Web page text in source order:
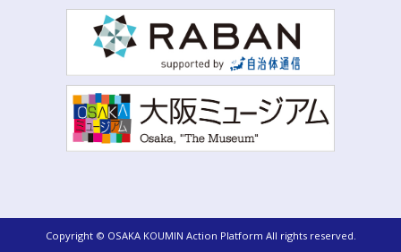
Copyright © OSAKA KOUMIN Action Platform All rights reserved.